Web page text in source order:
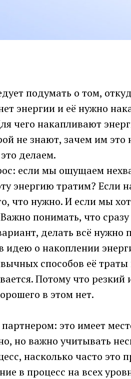
подумать о том,
энергии и её нужно
чего накапливают
не знают, зачем им
делаем.
если мы ощущаем
энергию тратим? Если
что нужно. И если мы
понимать, что сразу
делать всё нужно
идею о накоплении
способов её
Потому что
в этом нет.
партнером: это имеет
но важно учитывать
насколько часто это
в процесс на всех